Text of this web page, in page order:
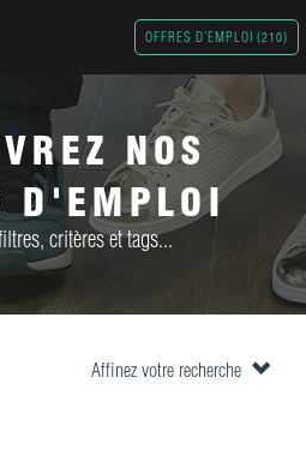
NOS
D'EMPLOI
critères et tags...
OFFRES D'EMPLOI (210)